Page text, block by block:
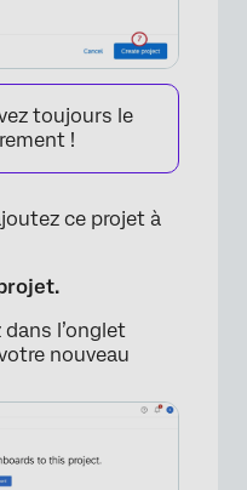
toujours le
!
ce projet à
l’onglet
nouveau